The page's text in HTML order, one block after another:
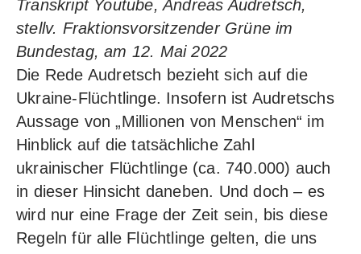
Transkript Youtube, Andreas Audretsch,
stellv. Fraktionsvorsitzender Grüne im
Bundestag, am 12. Mai 2022
Die Rede Audretsch bezieht sich auf die
Ukraine-Flüchtlinge. Insofern ist Audretschs
Aussage von „Millionen von Menschen“ im
Hinblick auf die tatsächliche Zahl
ukrainischer Flüchtlinge (ca. 740.000) auch
in dieser Hinsicht daneben. Und doch – es
wird nur eine Frage der Zeit sein, bis diese
Regeln für alle Flüchtlinge gelten, die uns